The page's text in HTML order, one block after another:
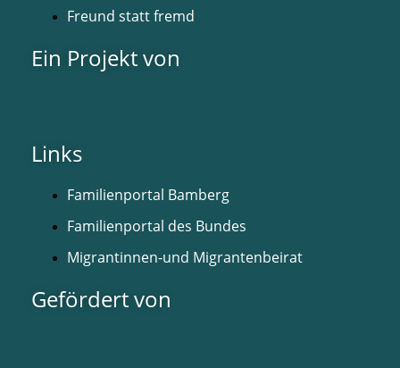
Freund statt fremd
Ein Projekt von
Links
Familienportal Bamberg
Familienportal des Bundes
Migrantinnen-und Migrantenbeirat
Gefördert von